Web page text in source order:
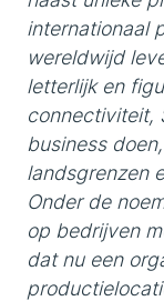
internationaal
wereldwijd
letterlijk en
connectiviteit,
business
landsgrenzen
Onder de
op bedrijven
dat nu een